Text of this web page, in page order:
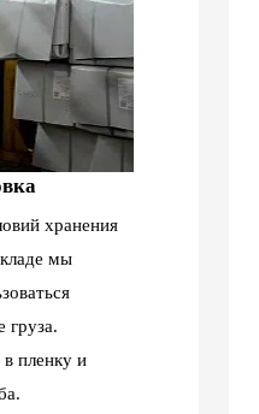
хранения
мы
груза.
пленку и